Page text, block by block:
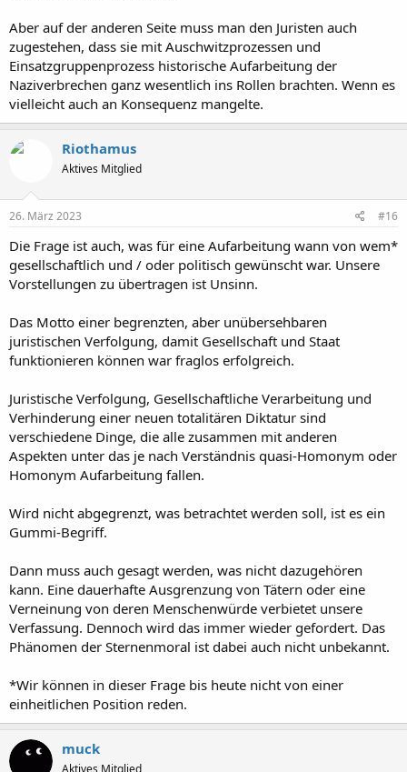
Aber auf der anderen Seite muss man den Juristen auch
zugestehen, dass sie mit Auschwitzprozessen und
Einsatzgruppenprozess historische Aufarbeitung der
Naziverbrechen ganz wesentlich ins Rollen brachten. Wenn es
vielleicht auch an Konsequenz mangelte.
Riothamus
Aktives Mitglied
26. März 2023 #16
Die Frage ist auch, was für eine Aufarbeitung wann von wem*
gesellschaftlich und / oder politisch gewünscht war. Unsere
Vorstellungen zu übertragen ist Unsinn.
Das Motto einer begrenzten, aber unübersehbaren
juristischen Verfolgung, damit Gesellschaft und Staat
funktionieren können war fraglos erfolgreich.
Juristische Verfolgung, Gesellschaftliche Verarbeitung und
Verhinderung einer neuen totalitären Diktatur sind
verschiedene Dinge, die alle zusammen mit anderen
Aspekten unter das je nach Verständnis quasi-Homonym oder
Homonym Aufarbeitung fallen.
Wird nicht abgegrenzt, was betrachtet werden soll, ist es ein
Gummi-Begriff.
Dann muss auch gesagt werden, was nicht dazugehören
kann. Eine dauerhafte Ausgrenzung von Tätern oder eine
Verneinung von deren Menschenwürde verbietet unsere
Verfassung. Dennoch wird das immer wieder gefordert. Das
Phänomen der Sternenmoral ist dabei auch nicht unbekannt.
*Wir können in dieser Frage bis heute nicht von einer
einheitlichen Position reden.
muck
Aktives Mitglied